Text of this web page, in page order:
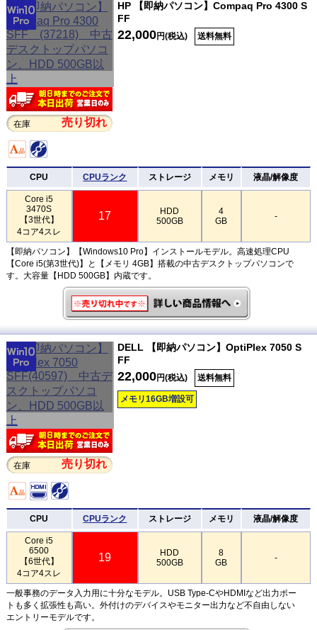
在庫 売り切れ
HP 【即納パソコン】Compaq Pro 4300 S
FF
22,000円(税込) 送料無料
CPU CPUランク ストレージ メモリ 液晶/解像度
Core i5
3470S
【3世代】
4コア4スレ
17
HDD
500GB
4
GB
-
【即納パソコン】【Windows10 Pro】インストールモデル。高速処理CPU
【Core i5(第3世代)】と【メモリ 4GB】搭載の中古デスクトップパソコンで
す。大容量【HDD 500GB】内蔵です。
在庫 売り切れ
DELL 【即納パソコン】OptiPlex 7050 S
FF
22,000円(税込) 送料無料
メモリ16GB増設可
CPU CPUランク ストレージ メモリ 液晶/解像度
Core i5
6500
【6世代】
4コア4スレ
19
HDD
500GB
8
GB
-
一般事務のデータ入力用に十分なモデル。USB Type-CやHDMIなど出力ポー
トも多く拡張性も高い。外付けのデバイスやモニター出力など不自由しない
エントリーモデルです。